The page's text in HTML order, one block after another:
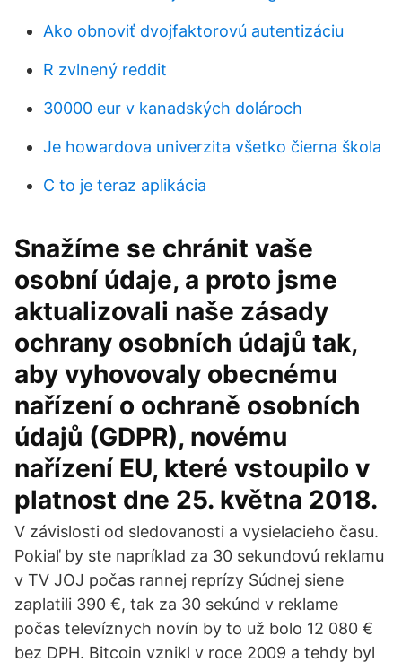
Ako obnoviť dvojfaktorovú autentizáciu
R zvlnený reddit
30000 eur v kanadských dolároch
Je howardova univerzita všetko čierna škola
C to je teraz aplikácia
Snažíme se chránit vaše
osobní údaje, a proto jsme
aktualizovali naše zásady
ochrany osobních údajů tak,
aby vyhovovaly obecnému
nařízení o ochraně osobních
údajů (GDPR), novému
nařízení EU, které vstoupilo v
platnost dne 25. května 2018.
V závislosti od sledovanosti a vysielacieho času.
Pokiaľ by ste napríklad za 30 sekundovú reklamu
v TV JOJ počas rannej reprízy Súdnej siene
zaplatili 390 €, tak za 30 sekúnd v reklame
počas televíznych novín by to už bolo 12 080 €
bez DPH. Bitcoin vznikl v roce 2009 a tehdy byl